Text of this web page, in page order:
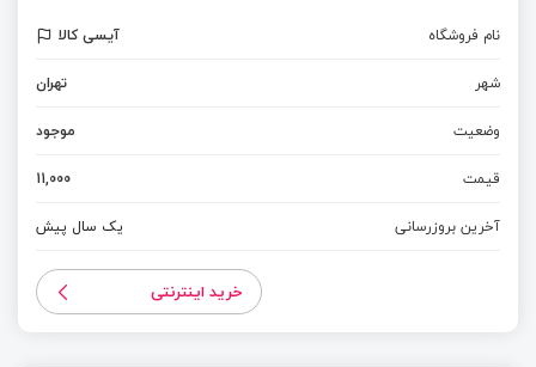
نام فروشگاه
آیسی کالا
شهر
تهران
وضعیت
موجود
قیمت
11,000
آخرین بروزرسانی
یک سال پیش
خرید اینترنتی